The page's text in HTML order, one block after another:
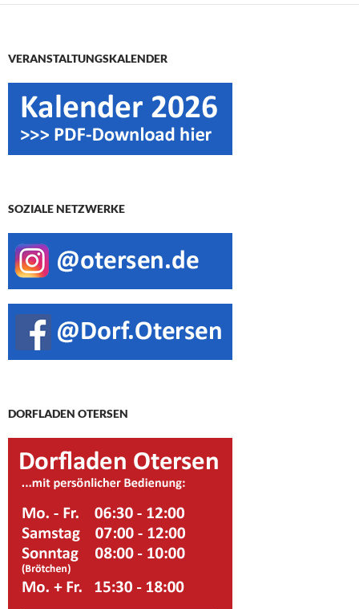
VERANSTALTUNGSKALENDER
SOZIALE NETZWERKE
DORFLADEN OTERSEN